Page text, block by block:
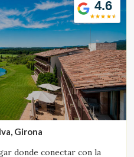
4.6
Girona
donde conectar con la